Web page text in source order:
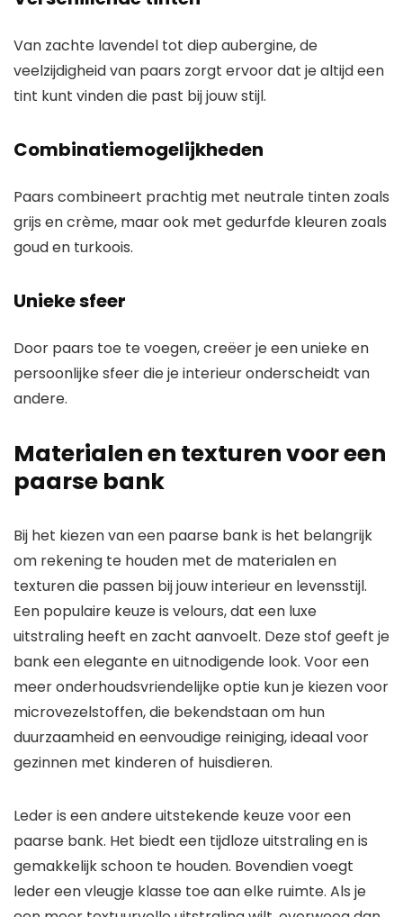
Van zachte lavendel tot diep aubergine, de
veelzijdigheid van paars zorgt ervoor dat je altijd een
tint kunt vinden die past bij jouw stijl.
Combinatiemogelijkheden
Paars combineert prachtig met neutrale tinten zoals
grijs en crème, maar ook met gedurfde kleuren zoals
goud en turkoois.
Unieke sfeer
Door paars toe te voegen, creëer je een unieke en
persoonlijke sfeer die je interieur onderscheidt van
andere.
Materialen en texturen voor een
paarse bank
Bij het kiezen van een paarse bank is het belangrijk
om rekening te houden met de materialen en
texturen die passen bij jouw interieur en levensstijl.
Een populaire keuze is velours, dat een luxe
uitstraling heeft en zacht aanvoelt. Deze stof geeft je
bank een elegante en uitnodigende look. Voor een
meer onderhoudsvriendelijke optie kun je kiezen voor
microvezelstoffen, die bekendstaan om hun
duurzaamheid en eenvoudige reiniging, ideaal voor
gezinnen met kinderen of huisdieren.
Leder is een andere uitstekende keuze voor een
paarse bank. Het biedt een tijdloze uitstraling en is
gemakkelijk schoon te houden. Bovendien voegt
leder een vleugje klasse toe aan elke ruimte. Als je